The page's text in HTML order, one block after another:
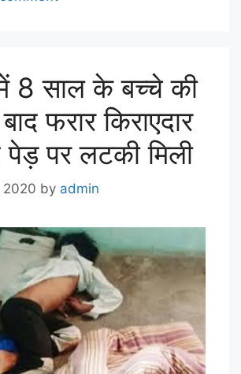
8 साल के बच्चे की
फरार किराएदार
पर लटकी मिली
2020 by admin